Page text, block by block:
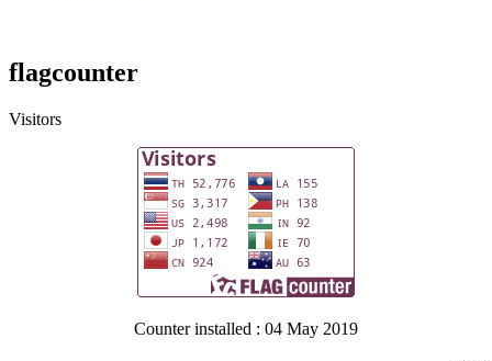
flagcounter
Visitors
Counter installed : 04 May 2019